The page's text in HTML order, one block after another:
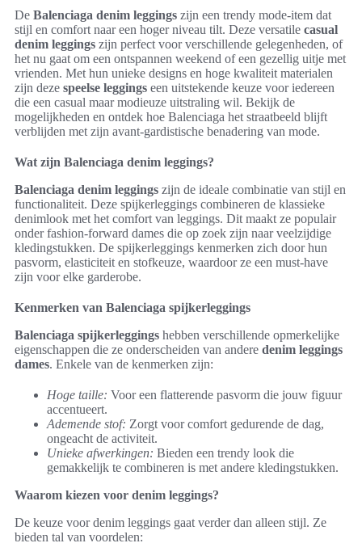
De Balenciaga denim leggings zijn een trendy mode-item dat
stijl en comfort naar een hoger niveau tilt. Deze versatile casual
denim leggings zijn perfect voor verschillende gelegenheden, of
het nu gaat om een ontspannen weekend of een gezellig uitje met
vrienden. Met hun unieke designs en hoge kwaliteit materialen
zijn deze speelse leggings een uitstekende keuze voor iedereen
die een casual maar modieuze uitstraling wil. Bekijk de
mogelijkheden en ontdek hoe Balenciaga het straatbeeld blijft
verblijden met zijn avant-gardistische benadering van mode.
Wat zijn Balenciaga denim leggings?
Balenciaga denim leggings zijn de ideale combinatie van stijl en
functionaliteit. Deze spijkerleggings combineren de klassieke
denimlook met het comfort van leggings. Dit maakt ze populair
onder fashion-forward dames die op zoek zijn naar veelzijdige
kledingstukken. De spijkerleggings kenmerken zich door hun
pasvorm, elasticiteit en stofkeuze, waardoor ze een must-have
zijn voor elke garderobe.
Kenmerken van Balenciaga spijkerleggings
Balenciaga spijkerleggings hebben verschillende opmerkelijke
eigenschappen die ze onderscheiden van andere denim leggings
dames. Enkele van de kenmerken zijn:
Hoge taille: Voor een flatterende pasvorm die jouw figuur
accentueert.
Ademende stof: Zorgt voor comfort gedurende de dag,
ongeacht de activiteit.
Unieke afwerkingen: Bieden een trendy look die
gemakkelijk te combineren is met andere kledingstukken.
Waarom kiezen voor denim leggings?
De keuze voor denim leggings gaat verder dan alleen stijl. Ze
bieden tal van voordelen: